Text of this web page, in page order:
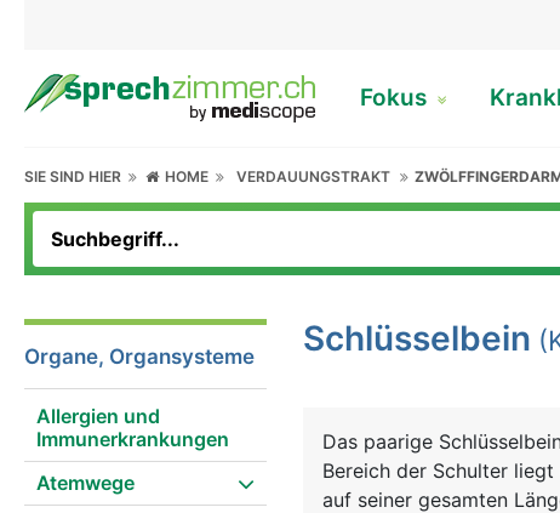
Fokus
SIE SIND HIER HOME VERDAUUNGSTRAKT
Organe, Organsysteme
Allergien und
Immunerkrankungen
Atemwege
Schlüsselbein
Das paarige
Bereich der Schulter
auf seiner gesamten